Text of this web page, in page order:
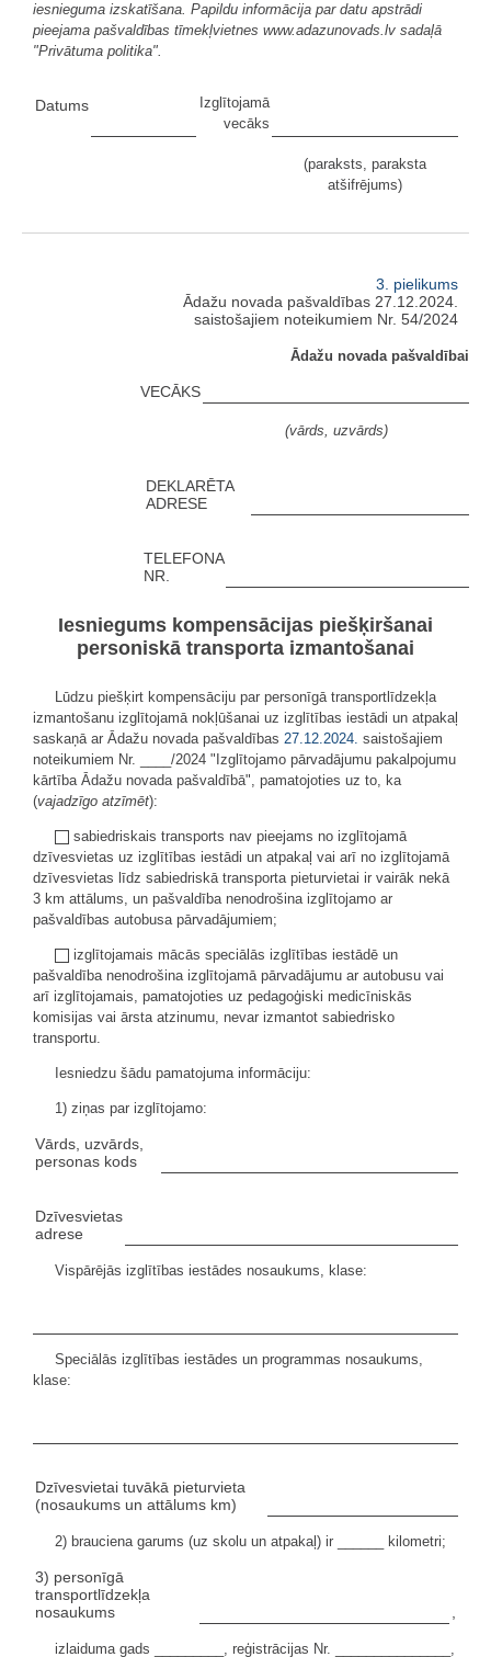
iesnieguma izskatīšana. Papildu informācija par datu apstrādi
pieejama pašvaldības tīmekļvietnes www.adazunovads.lv sadaļā
"Privātuma politika".
Datums
Izglītojamā
vecāks
(paraksts, paraksta
atšifrējums)
3. pielikums
Ādažu novada pašvaldības 27.12.2024.
saistošajiem noteikumiem Nr. 54/2024
Ādažu novada pašvaldībai
VECĀKS
(vārds, uzvārds)
DEKLARĒTA
ADRESE
TELEFONA
NR.
Iesniegums kompensācijas piešķiršanai
personiskā transporta izmantošanai
Lūdzu piešķirt kompensāciju par personīgā transportlīdzekļa
izmantošanu izglītojamā nokļūšanai uz izglītības iestādi un atpakaļ
saskaņā ar Ādažu novada pašvaldības 27.12.2024. saistošajiem
noteikumiem Nr. ____/2024 "Izglītojamo pārvadājumu pakalpojumu
kārtība Ādažu novada pašvaldībā", pamatojoties uz to, ka
(vajadzīgo atzīmēt):
sabiedriskais transports nav pieejams no izglītojamā
dzīvesvietas uz izglītības iestādi un atpakaļ vai arī no izglītojamā
dzīvesvietas līdz sabiedriskā transporta pieturvietai ir vairāk nekā
3 km attālums, un pašvaldība nenodrošina izglītojamo ar
pašvaldības autobusa pārvadājumiem;
izglītojamais mācās speciālās izglītības iestādē un
pašvaldība nenodrošina izglītojamā pārvadājumu ar autobusu vai
arī izglītojamais, pamatojoties uz pedagoģiski medicīniskās
komisijas vai ārsta atzinumu, nevar izmantot sabiedrisko
transportu.
Iesniedzu šādu pamatojuma informāciju:
1) ziņas par izglītojamo:
Vārds, uzvārds,
personas kods
Dzīvesvietas
adrese
Vispārējās izglītības iestādes nosaukums, klase:
Speciālās izglītības iestādes un programmas nosaukums,
klase:
Dzīvesvietai tuvākā pieturvieta
(nosaukums un attālums km)
2) brauciena garums (uz skolu un atpakaļ) ir ______ kilometri;
3) personīgā
transportlīdzekļa
nosaukums
izlaiduma gads _________, reģistrācijas Nr. _______________,